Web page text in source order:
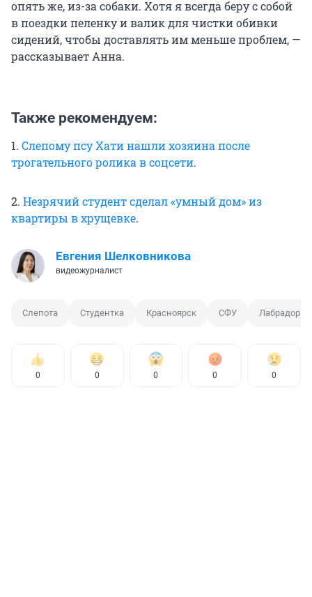
опять же, из-за собаки. Хотя я всегда беру с собой
в поездки пеленку и валик для чистки обивки
сидений, чтобы доставлять им меньше проблем, —
рассказывает Анна.
Также рекомендуем:
1. Слепому псу Хати нашли хозяина после
трогательного ролика в соцсети.
2. Незрячий студент сделал «умный дом» из
квартиры в хрущевке.
Евгения Шелковникова
видеожурналист
Слепота Студентка Красноярск СФУ Лабрадор
0 0 0 0 0